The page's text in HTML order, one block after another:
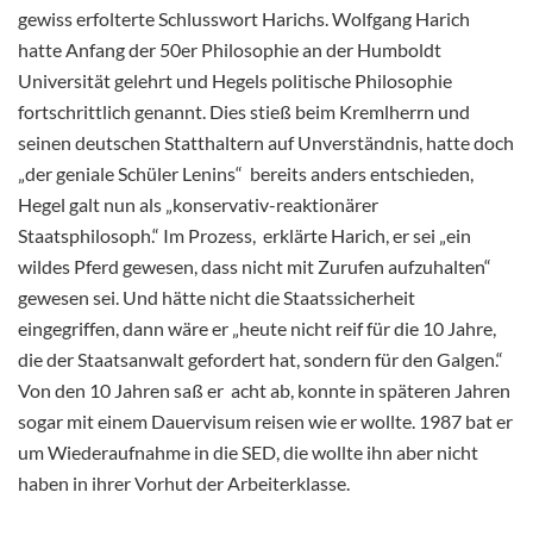
gewiss erfolterte Schlusswort Harichs. Wolfgang Harich
hatte Anfang der 50er Philosophie an der Humboldt
Universität gelehrt und Hegels politische Philosophie
fortschrittlich genannt. Dies stieß beim Kremlherrn und
seinen deutschen Statthaltern auf Unverständnis, hatte doch
„der geniale Schüler Lenins“ bereits anders entschieden,
Hegel galt nun als „konservativ-reaktionärer
Staatsphilosoph.“ Im Prozess, erklärte Harich, er sei „ein
wildes Pferd gewesen, dass nicht mit Zurufen aufzuhalten“
gewesen sei. Und hätte nicht die Staatssicherheit
eingegriffen, dann wäre er „heute nicht reif für die 10 Jahre,
die der Staatsanwalt gefordert hat, sondern für den Galgen.“
Von den 10 Jahren saß er acht ab, konnte in späteren Jahren
sogar mit einem Dauervisum reisen wie er wollte. 1987 bat er
um Wiederaufnahme in die SED, die wollte ihn aber nicht
haben in ihrer Vorhut der Arbeiterklasse.